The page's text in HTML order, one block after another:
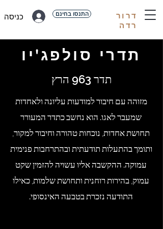
התנסו בחינם כניסה
דרור
רדה
תדרי סולפג'יו
תדר 963 הרץ
מזוהה עם חיבור למודעות עליונה ולאחדות
שמעבר לאגו. הוא נחשב כתדר המעורר
תחושת אחדות, נוכחות טהורה וחיבור למקור,
ותומך בהתעלות תודעתית ובהתרחבות פנימית
עמוקה. ההקשבה אליו עשויה להזמין שקט
עמוק, בהירות רוחנית ותחושת שלמות, כאילו
התודעה נזכרת בטבעה האינסופי.